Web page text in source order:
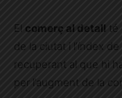
El comerç al detall té
de la ciutat i l’índex
recuperant al que hi
per l’augment de la